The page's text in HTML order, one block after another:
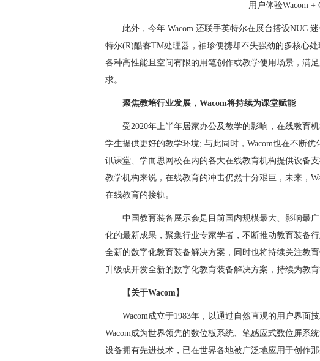
用户体验Wacom +
此外，今年 Wacom 还联手英特尔在展台搭设NUC
特尔(R)酷睿TM处理器，袖珍便携却不失强劲的多核心
各种高性能且空间有限的用笔创作或教学使用场景，满
求。
聚焦教培行业发展，Wacom将持续为课堂赋能
受2020年上半年居家办公及教学的影响，在线教育
学生提供更好的教学环境; 与此同时，Wacom也在不断
讯课堂、学而思网校在内的各大在线教育机构提供设备
教学机构来说，在线教育的冲击仍然十分艰巨，未来，
在线教育的接轨。
中国教育装备展示会是目前国内规模最大、影响最
化的最新成果，聚集行业专家学者，不断推动教育装备
全新的数字化教育装备解决方案，同时也将持续关注教
升级或开发全新的数字化教育装备解决方案，持续为教育
【关于Wacom】
Wacom成立于1983年，以通过自然直观的用户界面
Wacom成为世界领先的数位板系统、笔感应式数位屏系
设备拥有先进技术，已在世界各地被广泛地应用于创作